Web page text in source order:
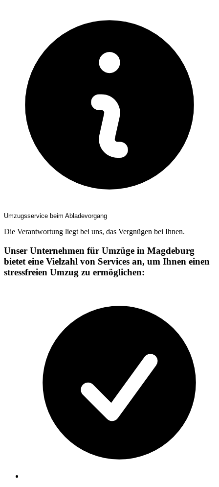
Umzugsservice beim Abladevorgang
Die Verantwortung liegt bei uns, das Vergnügen bei Ihnen.
Unser Unternehmen für Umzüge in Magdeburg
bietet eine Vielzahl von Services an, um Ihnen einen
stressfreien Umzug zu ermöglichen: